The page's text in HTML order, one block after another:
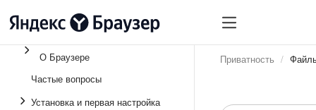
О Браузере
Частые вопросы
Установка и первая настройка
Приватность